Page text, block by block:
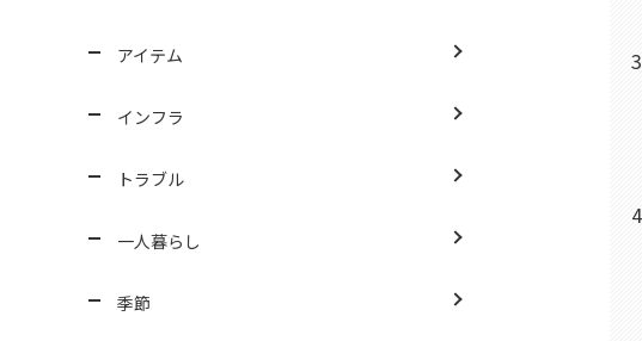
アイテム
インフラ
トラブル
一人暮らし
季節